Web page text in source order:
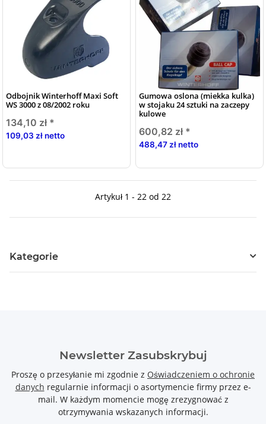
Odbojnik Winterhoff Maxi Soft
WS 3000 z 08/2002 roku
134,10 zł *
109,03 zł netto
Gumowa oslona (miekka kulka)
w stojaku 24 sztuki na zaczepy
kulowe
600,82 zł *
488,47 zł netto
Artykuł 1 - 22 od 22
Kategorie
Newsletter Zasubskrybuj
Proszę o przesyłanie mi zgodnie z Oświadczeniem o ochronie
danych regularnie informacji o asortymencie firmy przez e-
mail. W każdym momencie mogę zrezygnować z
otrzymywania wskazanych informacji.